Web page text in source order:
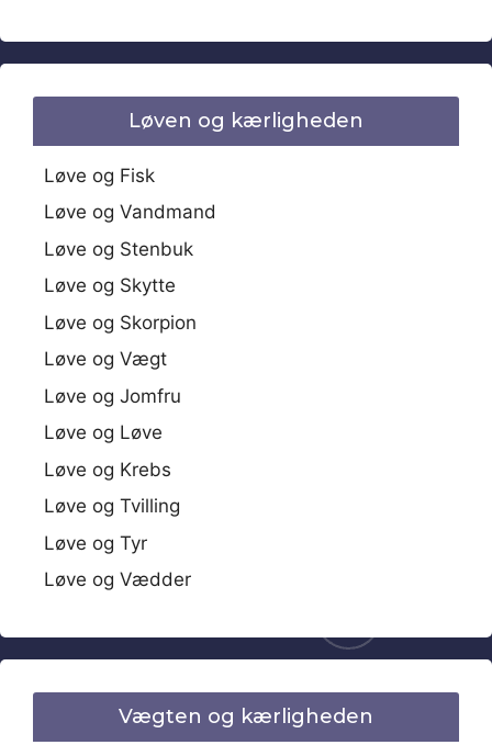
Løven og kærligheden
Løve og Fisk
Løve og Vandmand
Løve og Stenbuk
Løve og Skytte
Løve og Skorpion
Løve og Vægt
Løve og Jomfru
Løve og Løve
Løve og Krebs
Løve og Tvilling
Løve og Tyr
Løve og Vædder
Vægten og kærligheden